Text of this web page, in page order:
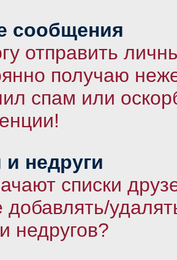
сообщения
отправить
получаю
спам или
недруги
списки
добавлять/
недругов?